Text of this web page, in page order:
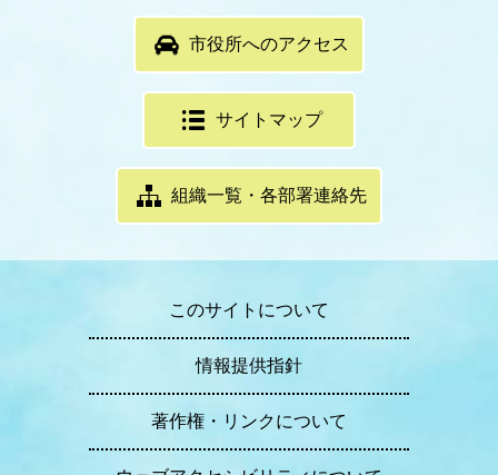
市役所へのアクセス
サイトマップ
組織一覧・各部署連絡先
このサイトについて
情報提供指針
著作権・リンクについて